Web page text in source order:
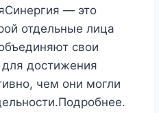
— это
отдельные лица
свои
достижения
чем они могли